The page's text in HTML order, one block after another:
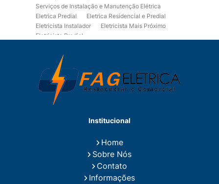
Serviços de Instalação e Manutenção Elétrica
Eletrica Predial
Eletrica Residencial e Predial
Eletricista Instalador
Eletricista Mais Próximo
Eletricista Predial
Eletricista Residencial
Eletricista Residencial E Predial
Eletricistas de Manutenção
Empresa de Instalações Elétricas
Empresa de Manutenção Eletrica
Empresa de Prestação de Serviços Eletricos
Fiação para Instalação Eletrica Residencial
Instalação de Energia Solar Residencial Preço
Instalação de Painel Solar
Instalação de Placa Solar
Instalação de Sistema Fotovoltaico
Institucional
Home
Sobre Nós
Contato
Informações